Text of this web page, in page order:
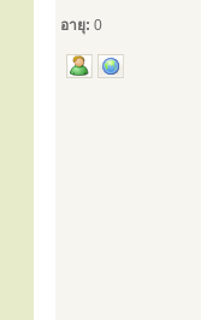
อายุ: 0